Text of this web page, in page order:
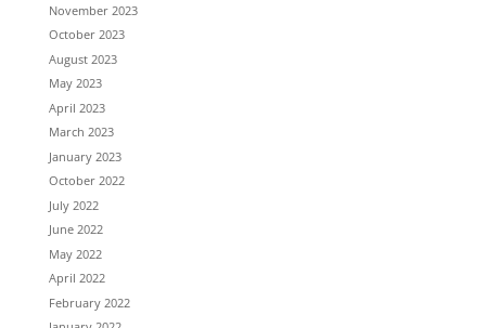
November 2023
October 2023
August 2023
May 2023
April 2023
March 2023
January 2023
October 2022
July 2022
June 2022
May 2022
April 2022
February 2022